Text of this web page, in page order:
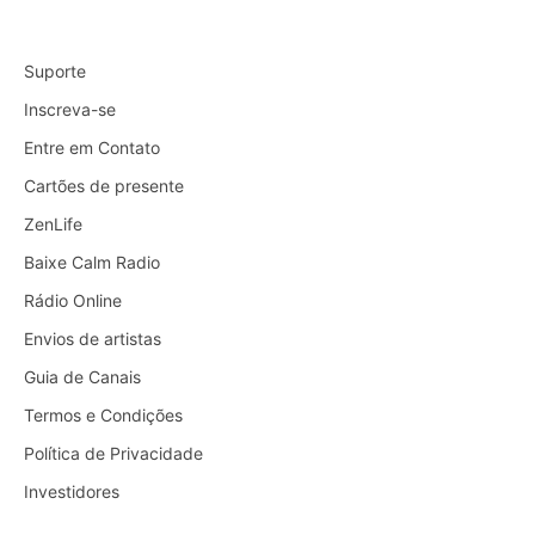
Suporte
Inscreva-se
Entre em Contato
Cartões de presente
ZenLife
Baixe Calm Radio
Rádio Online
Envios de artistas
Guia de Canais
Termos e Condições
Política de Privacidade
Investidores